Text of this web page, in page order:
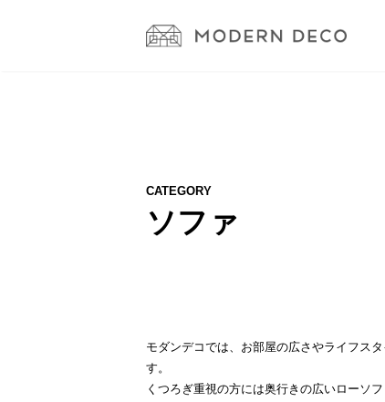
CATEGORY
ソファ
モダンデコでは、お部屋の広さやライフス
す。
くつろぎ重視の方には奥行きの広いローソ